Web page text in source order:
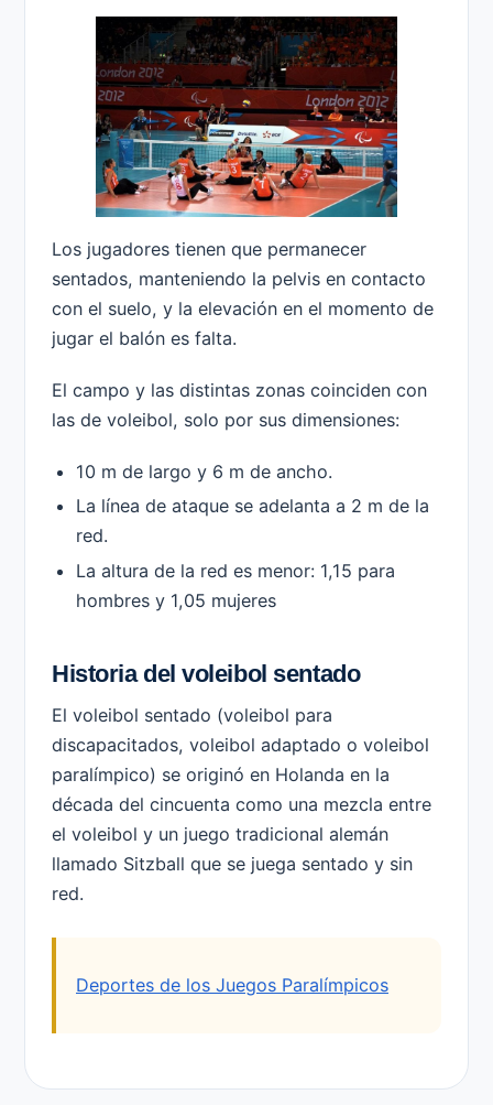
Los jugadores tienen que permanecer
sentados, manteniendo la pelvis en contacto
con el suelo, y la elevación en el momento de
jugar el balón es falta.
El campo y las distintas zonas coinciden con
las de voleibol, solo por sus dimensiones:
10 m de largo y 6 m de ancho.
La línea de ataque se adelanta a 2 m de la
red.
La altura de la red es menor: 1,15 para
hombres y 1,05 mujeres
Historia del voleibol sentado
El voleibol sentado (voleibol para
discapacitados, voleibol adaptado o voleibol
paralímpico) se originó en Holanda en la
década del cincuenta como una mezcla entre
el voleibol y un juego tradicional alemán
llamado Sitzball que se juega sentado y sin
red.
Deportes de los Juegos Paralímpicos